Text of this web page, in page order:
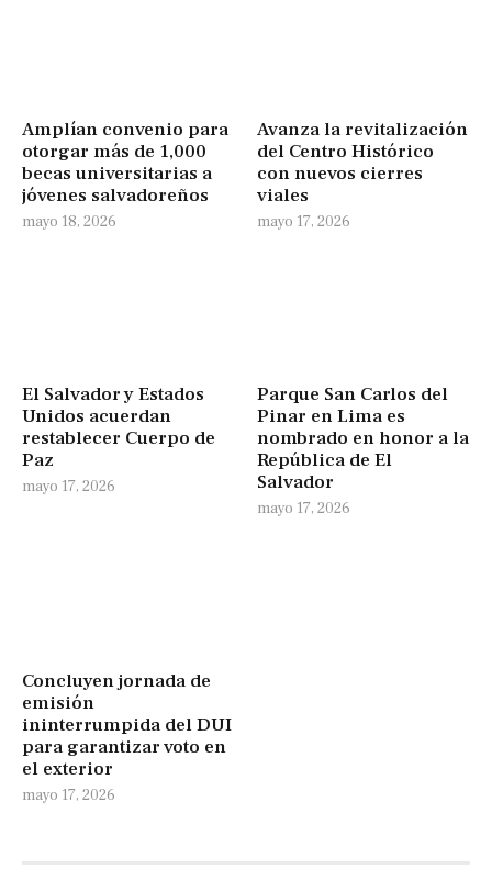
Amplían convenio para
otorgar más de 1,000
becas universitarias a
jóvenes salvadoreños
mayo 18, 2026
Avanza la revitalización
del Centro Histórico
con nuevos cierres
viales
mayo 17, 2026
El Salvador y Estados
Unidos acuerdan
restablecer Cuerpo de
Paz
mayo 17, 2026
Parque San Carlos del
Pinar en Lima es
nombrado en honor a la
República de El
Salvador
mayo 17, 2026
Concluyen jornada de
emisión
ininterrumpida del DUI
para garantizar voto en
el exterior
mayo 17, 2026